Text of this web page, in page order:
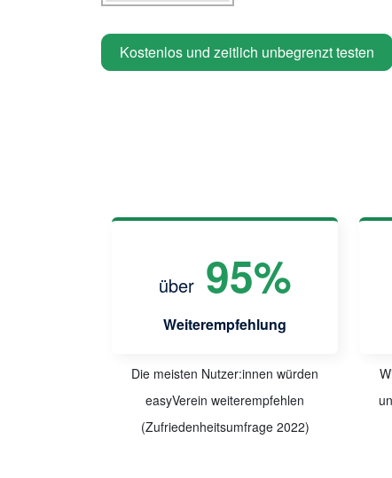
Kostenlos und zeitlich unbegrenzt testen
über 95%
Weiterempfehlung
Die meisten Nutzer:innen würden
easyVerein weiterempfehlen
(Zufriedenheitsumfrage 2022)